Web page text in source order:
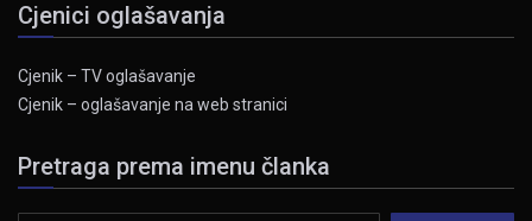
Cjenici oglašavanja
Cjenik – TV oglašavanje
Cjenik – oglašavanje na web stranici
Pretraga prema imenu članka